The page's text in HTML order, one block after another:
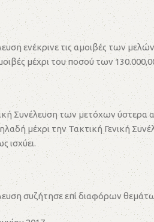
ενέκρινε τις αμοιβές των
μέχρι του ποσού των
Συνέλευση των μετόχων ύστερα
μέχρι την Τακτική Γενική
ισχύει.
συζήτησε επί διαφόρων